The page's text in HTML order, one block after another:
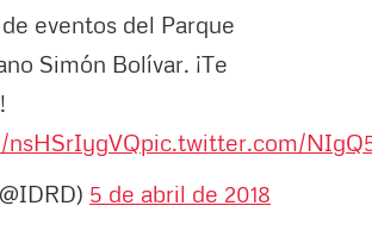
eventos del Parque
Simón Bolívar. ¡Te
pic.twitter.com/
5 de abril de 2018